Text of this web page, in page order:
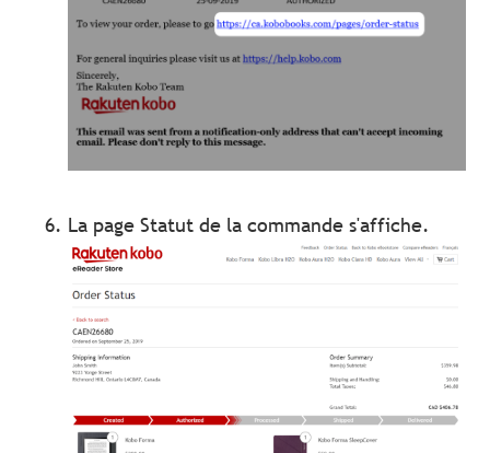
La page Statut de la commande s'affiche.